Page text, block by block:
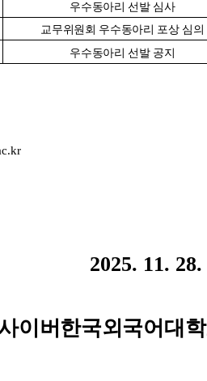
우수동아리 선발 심사
교무위원회 우수동아리 포상 심의
우수동아리 선발 공지
2025. 11. 28.
이버한국외국어대